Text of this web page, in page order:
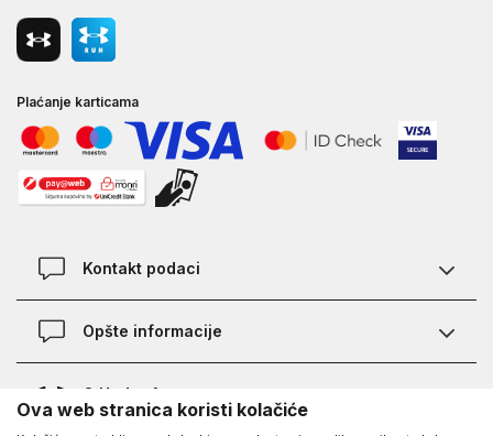
Plaćanje karticama
Kontakt podaci
Kontakt
Opšte informacije
Provjera statusa porudžbine
O Under Armour-u
Ova web stranica koristi kolačiće